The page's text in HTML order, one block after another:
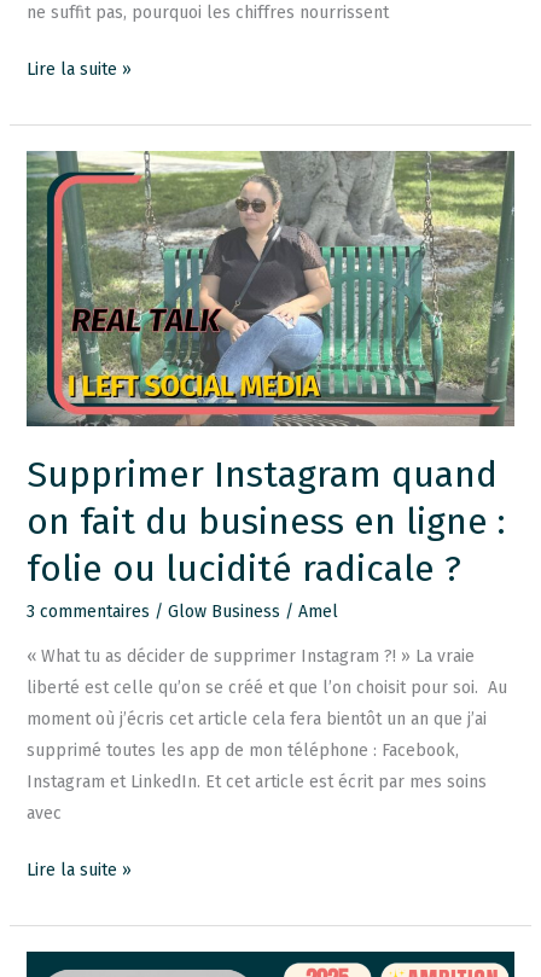
ne suffit pas, pourquoi les chiffres nourrissent
Lire la suite »
Supprimer Instagram quand
on fait du business en ligne :
folie ou lucidité radicale ?
3 commentaires / Glow Business / Amel
« What tu as décider de supprimer Instagram ?! » La vraie
liberté est celle qu’on se créé et que l’on choisit pour soi. Au
moment où j’écris cet article cela fera bientôt un an que j’ai
supprimé toutes les app de mon téléphone : Facebook,
Instagram et LinkedIn. Et cet article est écrit par mes soins
avec
Supprimer
Instagram
quand
on
fait
du
business
en
ligne :
ou
lucidité
Lire la suite »
Bilan